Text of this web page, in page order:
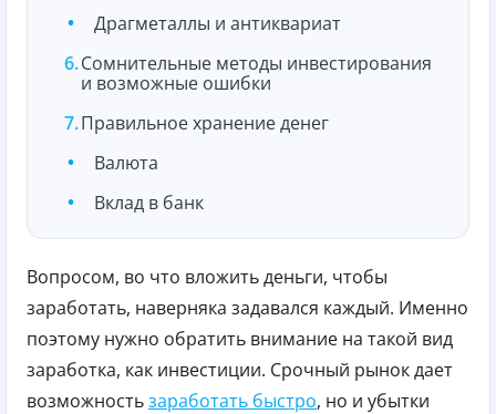
Драгметаллы и антиквариат
Сомнительные методы инвестирования
и возможные ошибки
Правильное хранение денег
Валюта
Вклад в банк
Вопросом, во что вложить деньги, чтобы
заработать, наверняка задавался каждый. Именно
поэтому нужно обратить внимание на такой вид
заработка, как инвестиции. Срочный рынок дает
возможностьзаработать быстро, но и убытки